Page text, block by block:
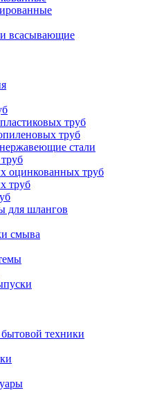
всасывающие
труб
труб
стали
оцинкованных труб
труб
для шлангов
смыва
техники